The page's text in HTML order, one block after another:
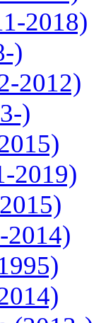
2018)
)
2012)
)
2019)